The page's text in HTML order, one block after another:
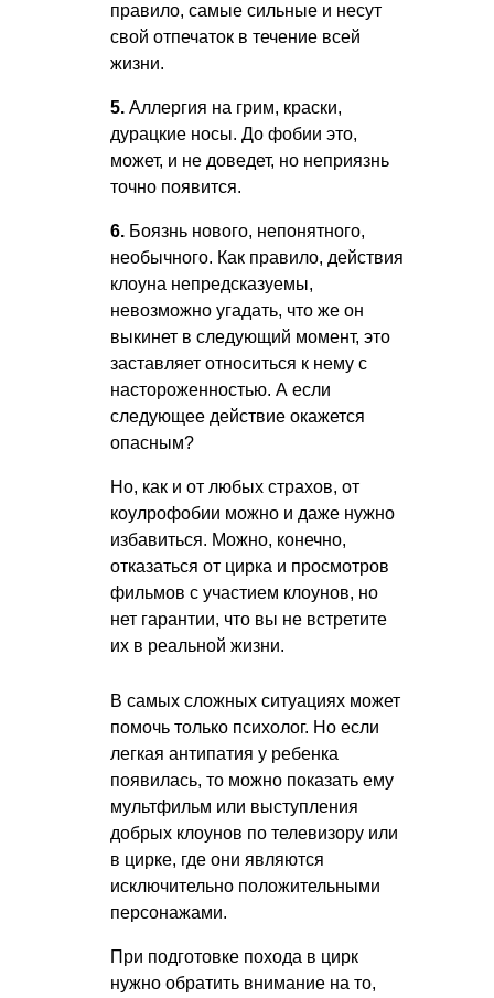
правило, самые сильные и несут
свой отпечаток в течение всей
жизни.
5. Аллергия на грим, краски,
дурацкие носы. До фобии это,
может, и не доведет, но неприязнь
точно появится.
6. Боязнь нового, непонятного,
необычного. Как правило, действия
клоуна непредсказуемы,
невозможно угадать, что же он
выкинет в следующий момент, это
заставляет относиться к нему с
настороженностью. А если
следующее действие окажется
опасным?
Но, как и от любых страхов, от
коулрофобии можно и даже нужно
избавиться. Можно, конечно,
отказаться от цирка и просмотров
фильмов с участием клоунов, но
нет гарантии, что вы не встретите
их в реальной жизни.
В самых сложных ситуациях может
помочь только психолог. Но если
легкая антипатия у ребенка
появилась, то можно показать ему
мультфильм или выступления
добрых клоунов по телевизору или
в цирке, где они являются
исключительно положительными
персонажами.
При подготовке похода в цирк
нужно обратить внимание на то,